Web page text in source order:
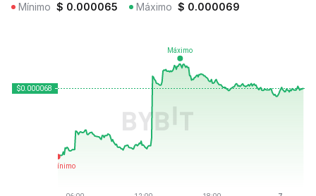
Mínimo $ 0.000065 Máximo $ 0.000069